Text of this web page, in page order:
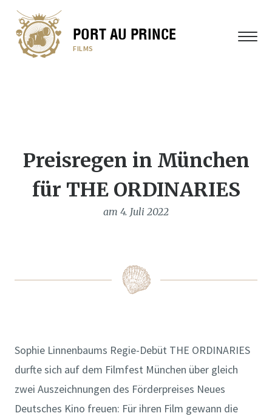
PORT AU PRINCE
FILMS
MENÜ
Preisregen in München
für THE ORDINARIES
am 4. Juli 2022
Sophie Linnenbaums Regie-Debüt THE ORDINARIES
durfte sich auf dem Filmfest München über gleich
zwei Auszeichnungen des Förderpreises Neues
Deutsches Kino freuen: Für ihren Film gewann die